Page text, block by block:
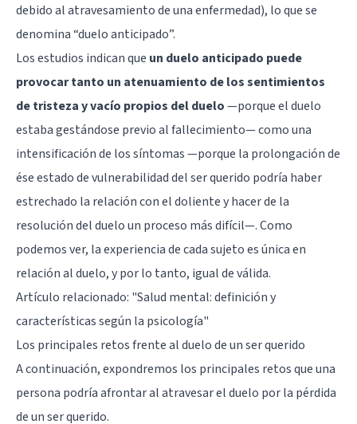
debido al atravesamiento de una enfermedad), lo que se
denomina “duelo anticipado”.
Los estudios indican que un duelo anticipado puede
provocar tanto un atenuamiento de los sentimientos
de tristeza y vacío propios del duelo—porque el duelo
estaba gestándose previo al fallecimiento— como una
intensificación de los síntomas —porque la prolongación de
ése estado de vulnerabilidad del ser querido podría haber
estrechado la relación con el doliente y hacer de la
resolución del duelo un proceso más difícil—. Como
podemos ver, la experiencia de cada sujeto es única en
relación al duelo, y por lo tanto, igual de válida.
Artículo relacionado: "Salud mental: definición y
características según la psicología"
Los principales retos frente al duelo de un ser querido
A continuación, expondremos los principales retos que una
persona podría afrontar al atravesar el duelo por la pérdida
de un ser querido.